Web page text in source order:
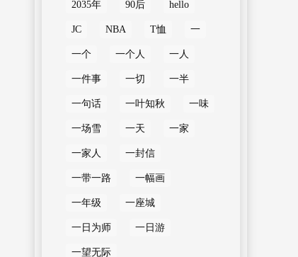
2035年 90后 hello
JC NBA T恤 一
一个 一个人 一人
一件事 一切 一半
一句话 一叶知秋 一味
一场雪 一天 一家
一家人 一封信
一带一路 一幅画
一年级 一座城
一日为师 一日游
一望无际